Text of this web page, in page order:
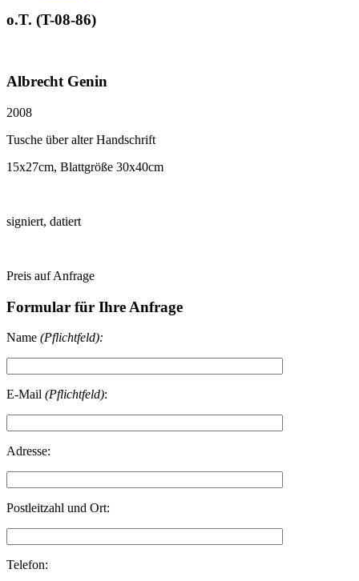
o.T. (T-08-86)
Albrecht Genin
2008
Tusche über alter Handschrift
15x27cm, Blattgröße 30x40cm
signiert, datiert
Preis auf Anfrage
Formular für Ihre Anfrage
Name (Pflichtfeld):
E-Mail (Pflichtfeld):
Adresse:
Postleitzahl und Ort:
Telefon: